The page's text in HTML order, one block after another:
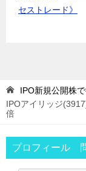
セストレード》
IPO新規公開株
IPOアイリッジ
倍
プロフィール